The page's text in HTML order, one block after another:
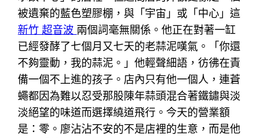
被遺棄的藍色塑膠棚，與「宇宙」或「中心」這
新竹 超音波 兩個詞毫無關係。他正在對著一缸
已經發酵了七個月又七天的老蒜泥嘆氣。「你還
不夠靈動，我的蒜泥。」他輕聲細語，彷彿在責
備一個不上進的孩子。店內只有他一個人，連蒼
蠅都因為難以忍受那股陳年蒜頭混合著鐵鏽與淡
淡絕望的味道而選擇繞道飛行。今天的營業額
是：零。廖沾沾不安的不是店裡的生意，而是他